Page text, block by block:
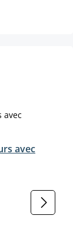
avec